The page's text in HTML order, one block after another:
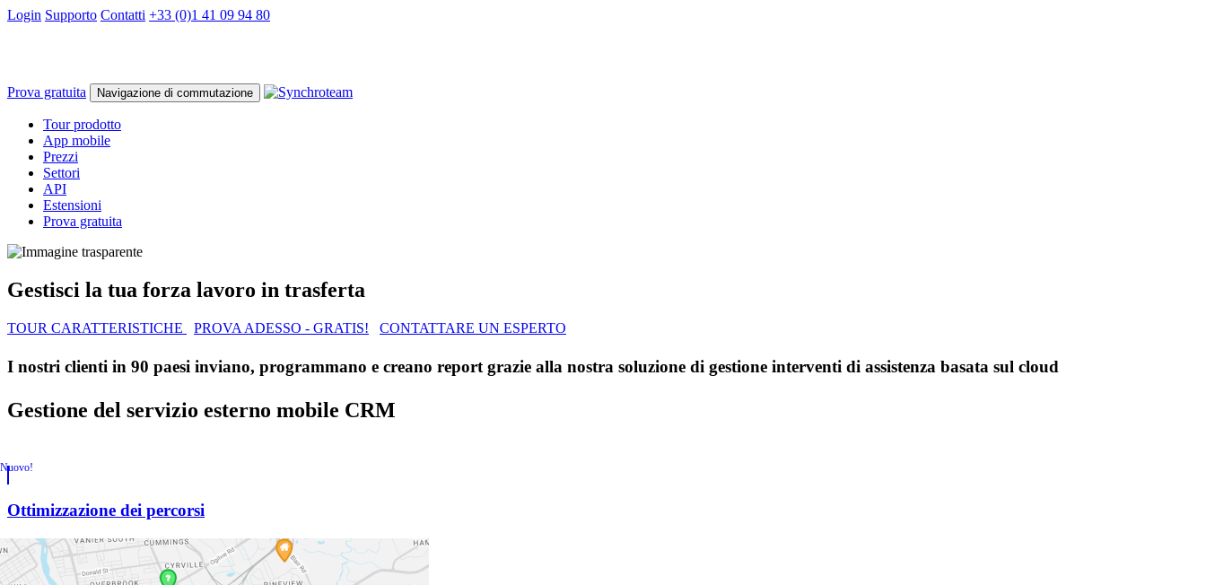
Login Supporto Contatti +33 (0)1 41 09 94 80
Prova gratuita Navigazione di commutazione
Tour prodotto
App mobile
Prezzi
Settori
API
Estensioni
Prova gratuita
Gestisci la tua forza lavoro in trasferta
TOUR CARATTERISTICHE PROVA ADESSO - GRATIS! CONTATTARE UN ESPERTO
I nostri clienti in 90 paesi inviano, programmano e creano report grazie alla nostra soluzione di gestione interventi di assistenza basata sul cloud
Gestione del servizio esterno mobile CRM
Nuovo!
Ottimizzazione dei percorsi